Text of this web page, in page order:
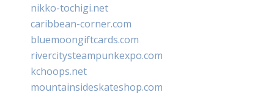
nikko-tochigi.net
caribbean-corner.com
bluemoongiftcards.com
rivercitysteampunkexpo.com
kchoops.net
mountainsideskateshop.com